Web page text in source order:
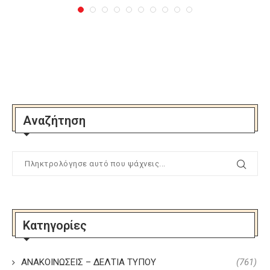
Αναζήτηση
Κατηγορίες
ΑΝΑΚΟΙΝΩΣΕΙΣ – ΔΕΛΤΙΑ ΤΥΠΟΥ (761)